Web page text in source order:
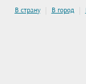
В страну | В город |